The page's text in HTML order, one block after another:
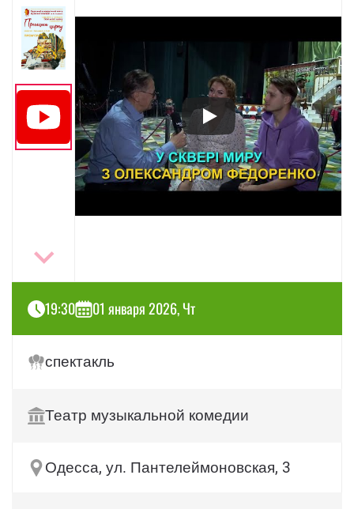
19:30 01 января 2026, Чт
спектакль
Театр музыкальной комедии
Одесса, ул. Пантелеймоновская, 3